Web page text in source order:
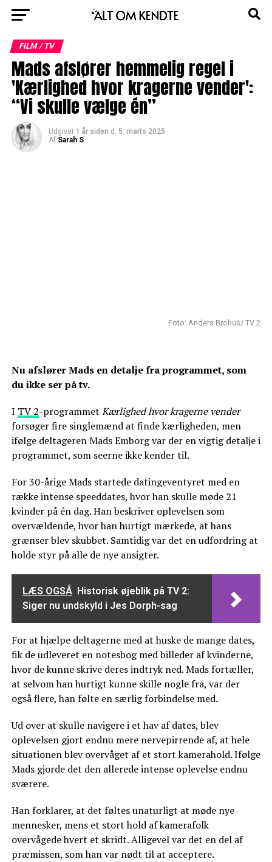
FILM / TV
Mads afslører hemmelig regel i
'Kærlighed hvor kragerne vender':
“Vi skulle vælge én”
Udgivet 1 år siden d. 5. marts 2025
Af Sarah S
Foto: Anders Brohus/ TV 2
Nu afslører Mads en detalje fra programmet, som
du ikke ser på tv.
I TV 2-programmet Kærlighed hvor kragerne vender
forsøger fire singlemænd at finde kærligheden, men
ifølge deltageren Mads Emborg var der en vigtig detalje i
programmet, som seerne ikke kender til.
For 30-årige Mads startede datingeventyret med en
række intense speeddates, hvor han skulle møde 21
kvinder på én dag. Han beskriver oplevelsen som
overvældende, hvor han hurtigt mærkede, at hans
grænser blev skubbet. Samtidig var det en udfordring at
holde styr på alle de nye ansigter.
LÆS OGSÅ Historisk øjeblik på TV 2:
Siger nu undskyld i Jes Dorph-sag
For at hjælpe deltagerne med at huske de mange dates,
fik de udleveret en notesbog med billeder af kvinderne,
hvor de kunne skrive deres indtryk ned. Mads fortæller,
at selvom han hurtigt kunne skille nogle fra, var der
også flere, han følte en særlig forbindelse med.
Ud over at skulle navigere i et hav af dates, blev
oplevelsen gjort endnu mere nervepirrende af, at hele
situationen blev overvåget af et stort kamerahold. Ifølge
Mads gjorde det den allerede intense oplevelse endnu
sværere.
Han forklarer, at det føltes unaturligt at møde nye
mennesker, mens et stort hold af kamerafolk
overvågede hvert et skridt. Alligevel var det en del af
præmissen, som han var nødt til at acceptere.